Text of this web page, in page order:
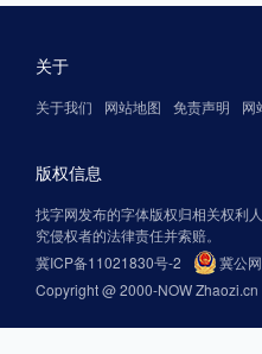
关于
关于我们 网站地图 免责声明 网
版权信息
找字网发布的字体版权归相关权利
究侵权者的法律责任并索赔。
冀ICP备11021830号-2
冀公
Copyright @ 2000-NOW Zhaozi.cn